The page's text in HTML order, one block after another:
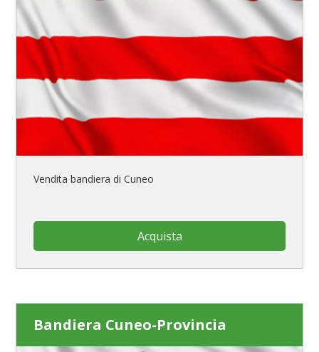
Vendita bandiera di Cuneo
Acquista
Bandiera Cuneo-Provincia